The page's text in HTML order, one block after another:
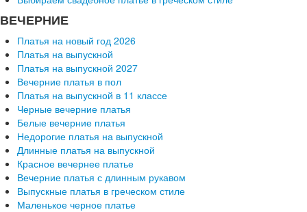
ВЕЧЕРНИЕ
Платья на новый год 2026
Платья на выпускной
Платья на выпускной 2027
Вечерние платья в пол
Платья на выпускной в 11 классе
Черные вечерние платья
Белые вечерние платья
Недорогие платья на выпускной
Длинные платья на выпускной
Красное вечернее платье
Вечерние платья с длинным рукавом
Выпускные платья в греческом стиле
Маленькое черное платье